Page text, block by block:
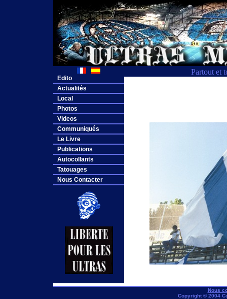
Partout et
Edito
Actualités
Local
Photos
Videos
Communiqués
Le Livre
Publications
Autocollants
Tatouages
Nous Contacter
Nous
Copyright © 2004